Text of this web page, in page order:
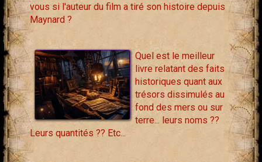
vous si l'auteur du film a tiré son histoire depuis
Maynard ?
Quel est le meilleur
livre relatant des faits
historiques quant aux
trésors dissimulés au
fond des mers ou sur
terre... leurs noms ??
Leurs quantités ?? Etc...